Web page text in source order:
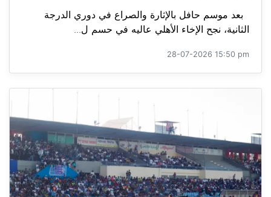
بعد موسم حافل بالإثارة والصراع في دوري الدرجة
الثانية، نجح الإخاء الأهلي عاليه في حسم ل...
28-07-2026 15:50 pm